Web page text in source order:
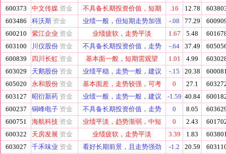
600373
中文传媒 资金 不具备长期投资价值，短期 .16 12.78
603486
科沃斯 资金 业绩一般，但短期走势加强 -.08 77.29
600210
紫江企业 资金 业绩疲软，走势平淡 1.67 5.48
603100
川仪股份 资金 不具备长期投资价值，走势 -.64 37.49
600839
四川长虹 资金 基本面一般，短期需观望 1.01 4.99
603029
天鹅股份 资金 业绩平稳，走势一般，建议 -.15 20.38
605020
永和股份 资金 基本面差，走势较强，可考 0 27.1
603127
昭衍新药 资金 业绩一般，走势一般，建议 -1.59 40.84
600237
铜峰电子 资金 不具备长期投资价值，走势 0 8.05
600751
海航科技 资金 业绩平淡，趋势渐弱，中短 0 2.43
600322
天房发展 资金 业绩疲软，走势平淡 3.39 1.83
603027
千禾味业 资金 看好长期前景，且走势强劲 -1.2 20.59